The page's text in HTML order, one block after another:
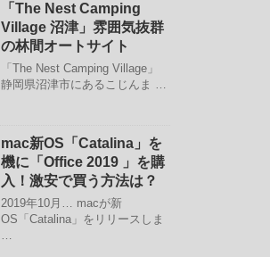
「The Nest Camping
Village 沼津」雰囲気抜群
の林間オートサイト
「The Nest Camping Village」
静岡県沼津市にあるこじんま …
mac新OS「Catalina」を
機に「Office 2019 」を購
入！激安で買う方法は？
2019年10月… macが新
OS「Catalina」をリリースしま
…